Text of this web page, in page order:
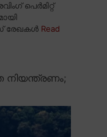
പെർമിറ്റ്
രേഖകൾ Read
നിയന്ത്രണം;